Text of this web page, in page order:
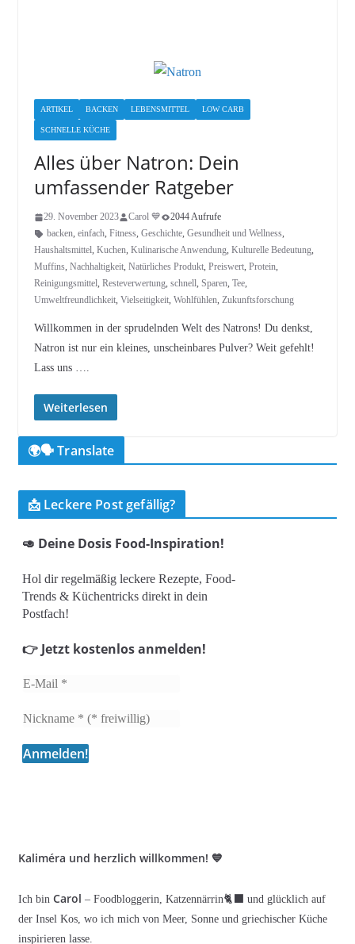
ARTIKEL BACKEN LEBENSMITTEL LOW CARB
SCHNELLE KÜCHE
Alles über Natron: Dein
umfassender Ratgeber
29. November 2023 Carol 💙
2044 Aufrufe
backen, einfach, Fitness, Geschichte, Gesundheit und Wellness,
Haushaltsmittel, Kuchen, Kulinarische Anwendung, Kulturelle Bedeutung,
Muffins, Nachhaltigkeit, Natürliches Produkt, Preiswert, Protein,
Reinigungsmittel, Resteverwertung, schnell, Sparen, Tee,
Umweltfreundlichkeit, Vielseitigkeit, Wohlfühlen, Zukunftsforschung
Willkommen in der sprudelnden Welt des Natrons! Du denkst,
Natron ist nur ein kleines, unscheinbares Pulver? Weit gefehlt!
Lass uns ….
Weiterlesen
🌍🗣️ Translate
📩 Leckere Post gefällig?
🥑 Deine Dosis Food-Inspiration!
Hol dir regelmäßig leckere Rezepte, Food-
Trends & Küchentricks direkt in dein
Postfach!
👉 Jetzt kostenlos anmelden!
Kaliméra und herzlich willkommen! 💙
Ich bin Carol – Foodbloggerin, Katzennärrin🐈‍⬛ und glücklich auf
der Insel Kos, wo ich mich von Meer, Sonne und griechischer Küche
inspirieren lasse.